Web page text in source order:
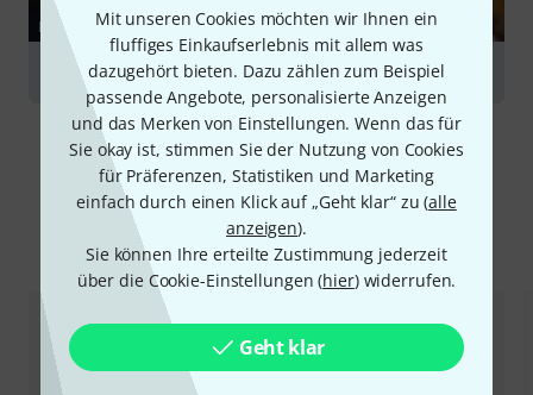
Mit unseren Cookies möchten wir Ihnen ein
fluffiges Einkaufserlebnis mit allem was
dazugehört bieten. Dazu zählen zum Beispiel
passende Angebote, personalisierte Anzeigen
und das Merken von Einstellungen. Wenn das für
Sie okay ist, stimmen Sie der Nutzung von Cookies
für Präferenzen, Statistiken und Marketing
einfach durch einen Klick auf „Geht klar“ zu (alle
anzeigen).
Sie können Ihre erteilte Zustimmung jederzeit
über die Cookie-Einstellungen (hier) widerrufen.
Geht klar
RATGEBER
Ukulele
Alternativen vergleichen